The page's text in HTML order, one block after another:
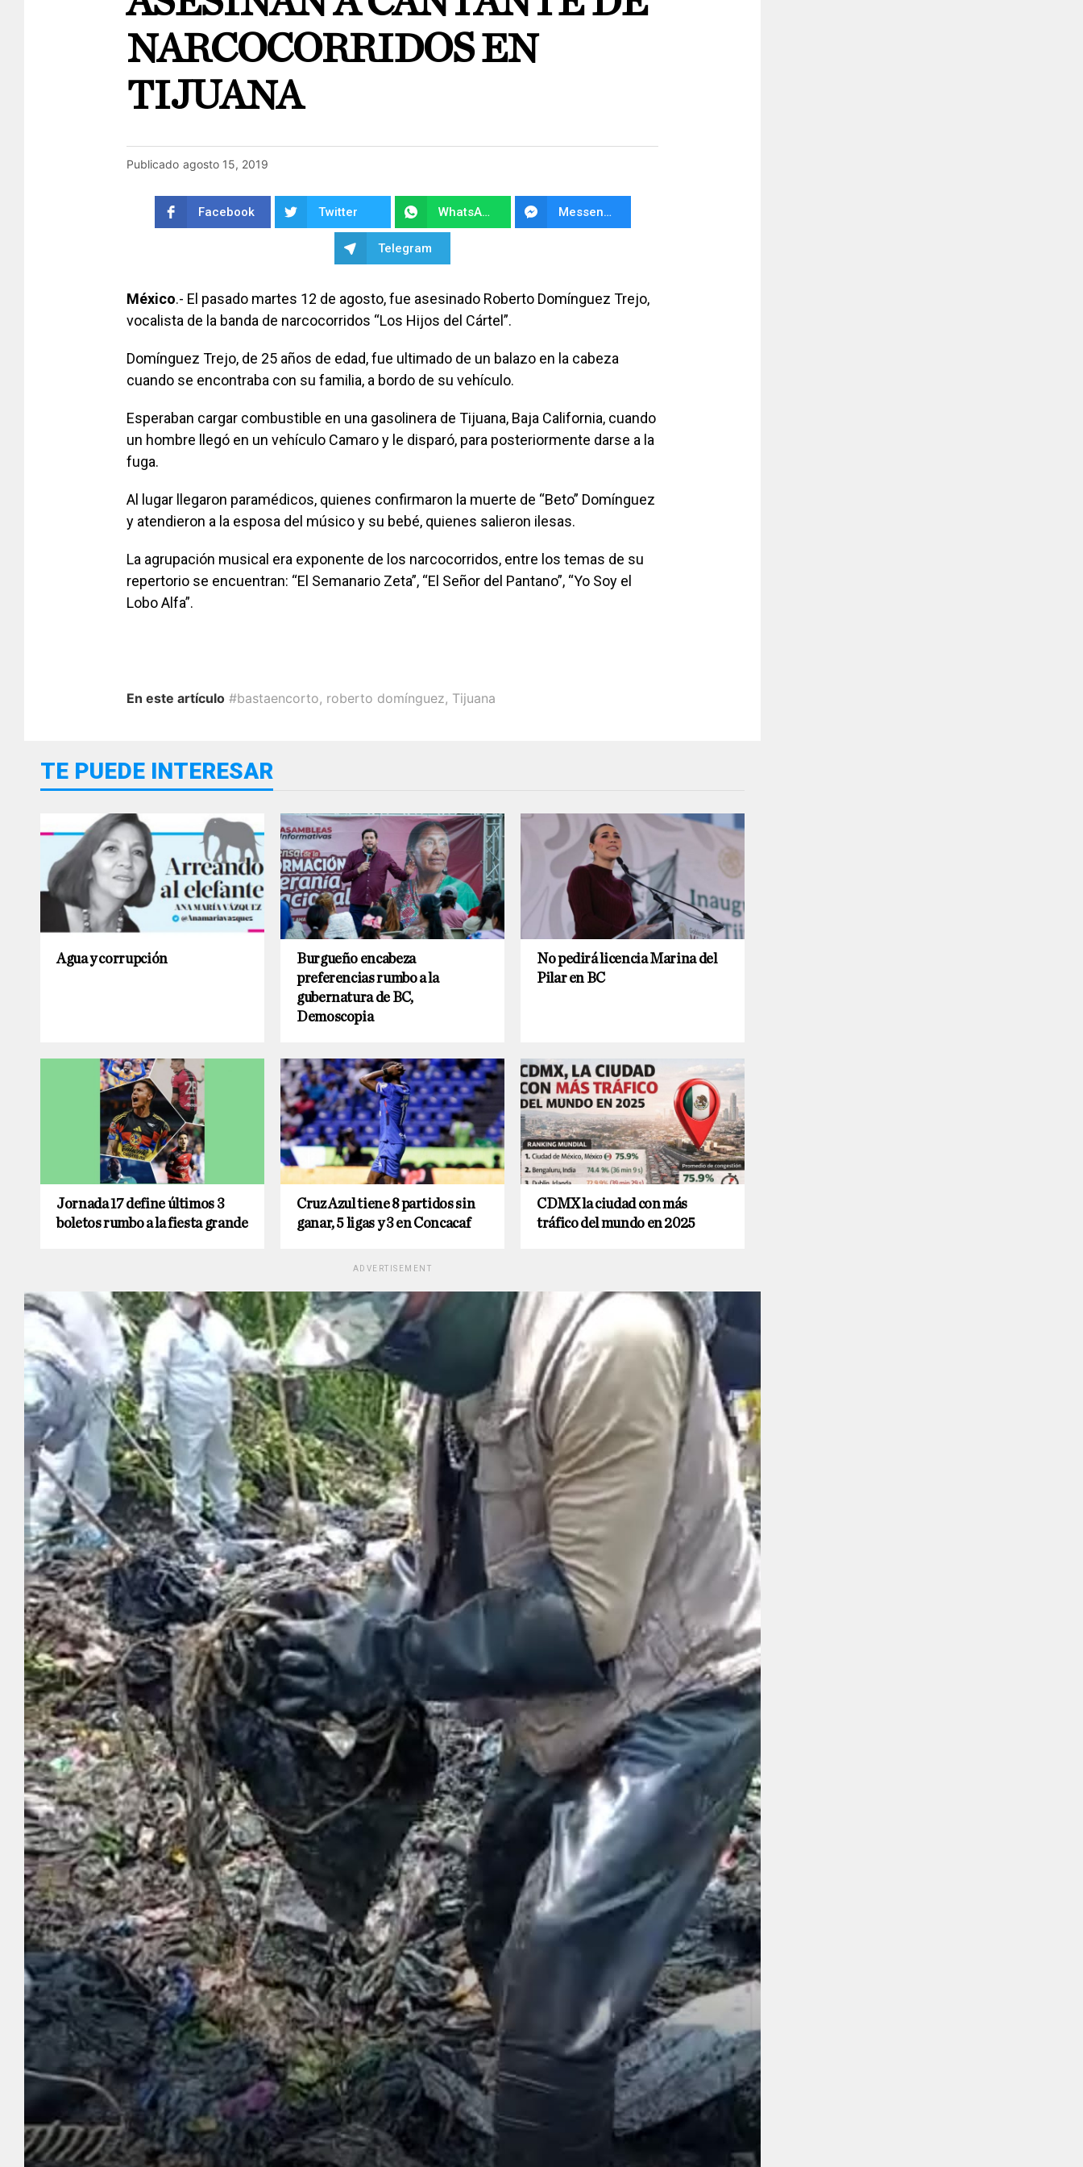
NARCOCORRIDOS EN
TIJUANA
Publicado agosto 15, 2019
Facebook Twitter WhatsApp Messenger
Telegram
México.- El pasado martes 12 de agosto, fue asesinado Roberto Domínguez Trejo,
vocalista de la banda de narcocorridos “Los Hijos del Cártel”.
Domínguez Trejo, de 25 años de edad, fue ultimado de un balazo en la cabeza
cuando se encontraba con su familia, a bordo de su vehículo.
Esperaban cargar combustible en una gasolinera de Tijuana, Baja California, cuando
un hombre llegó en un vehículo Camaro y le disparó, para posteriormente darse a la
fuga.
Al lugar llegaron paramédicos, quienes confirmaron la muerte de “Beto” Domínguez
y atendieron a la esposa del músico y su bebé, quienes salieron ilesas.
La agrupación musical era exponente de los narcocorridos, entre los temas de su
repertorio se encuentran: “El Semanario Zeta”, “El Señor del Pantano”, “Yo Soy el
Lobo Alfa”.
En este artículo #bastaencorto, roberto domínguez, Tijuana
TE PUEDE INTERESAR
Agua y corrupción
Burgueño encabeza
preferencias rumbo a la
gubernatura de BC,
Demoscopia
No pedirá licencia Marina del
Pilar en BC
Jornada 17 define últimos 3
boletos rumbo a la fiesta grande
Cruz Azul tiene 8 partidos sin
ganar, 5 ligas y 3 en Concacaf
CDMX la ciudad con más
tráfico del mundo en 2025
ADVERTISEMENT